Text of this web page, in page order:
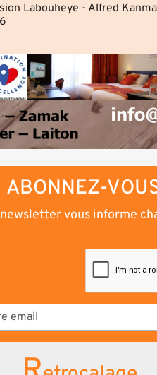
Labouheye - Alfred
ABONNEZ-
vous informe